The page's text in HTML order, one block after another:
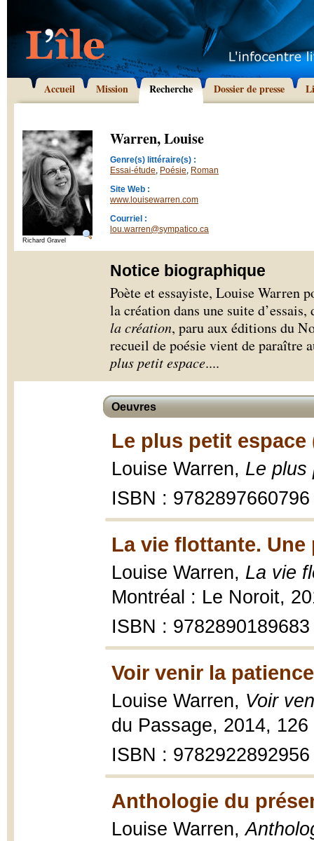
Accueil Mission Recherche Dossier de presse
Richard Gravel
Warren, Louise
Genre(s) littéraire(s) :
Essai-étude, Poésie, Roman
Site Web :
www.louisewarren.com
Courriel :
lou.warren@sympatico.ca
Notice biographique
Poète et essayiste, Louise Warren
la création dans une suite
la création, paru aux éditions du
recueil de poésie vient de paraître
plus petit espace....
Oeuvres
Le plus petit espace
Louise Warren, Le plus
ISBN : 9782897660796
La vie flottante. Une
Louise Warren, La vie
Montréal : Le Noroit,
ISBN : 9782890189683
Voir venir la
Louise Warren, Voir
du Passage, 2014,
ISBN : 9782922892956
Anthologie du
Louise Warren,